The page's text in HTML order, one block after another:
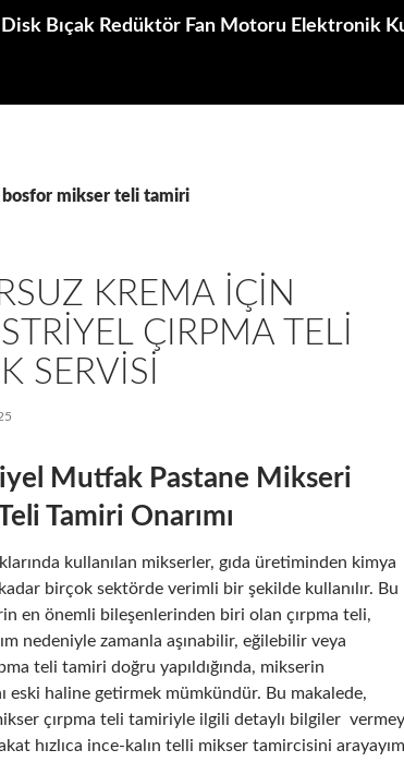
Bıçak Redüktör Fan Motoru Elektronik
mikser teli tamiri
KREMA İÇIN
ÇIRPMA TELI
SERVISI
Mutfak Pastane Mikseri
Tamiri Onarımı
kullanılan mikserler, gıda üretiminden kimya
birçok sektörde verimli bir şekilde kullanılır. Bu
en önemli bileşenlerinden biri olan çırpma teli,
nedeniyle zamanla aşınabilir, eğilebilir veya
teli tamiri doğru yapıldığında, mikserin
eski haline getirmek mümkündür. Bu makalede,
çırpma teli tamiriyle ilgili detaylı bilgiler
hızlıca ince-kalın telli mikser tamircisini arayayım